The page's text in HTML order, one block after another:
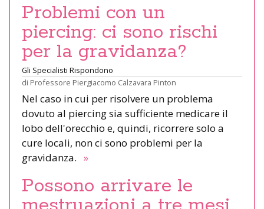
Problemi con un
piercing: ci sono rischi
per la gravidanza?
Gli Specialisti Rispondono
di Professore Piergiacomo Calzavara Pinton
Nel caso in cui per risolvere un problema
dovuto al piercing sia sufficiente medicare il
lobo dell'orecchio e, quindi, ricorrere solo a
cure locali, non ci sono problemi per la
gravidanza. »
Possono arrivare le